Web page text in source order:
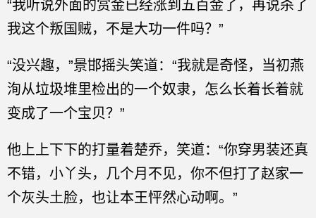
“我听说外面的赏金已经涨到五百金了，再说杀了
我这个叛国贼，不是大功一件吗？”
“没兴趣，”景邯摇头笑道：“我就是奇怪，当初燕
洵从垃圾堆里检出的一个奴隶，怎么长着长着就
变成了一个宝贝？”
他上上下下的打量着楚乔，笑道：“你穿男装还真
不错，小丫头，几个月不见，你不但打了赵家一
个灰头土脸，也让本王怦然心动啊。”